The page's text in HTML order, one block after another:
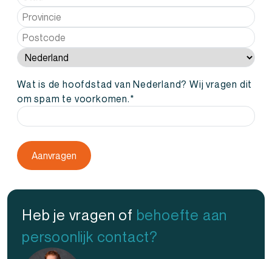
+
huisnummer
Plaats
Staat
/
provincie
regio
Postcode
Wat is de hoofdstad van Nederland? Wij vragen dit
om spam te voorkomen.*
Heb je vragen of behoefte aan
persoonlijk contact?